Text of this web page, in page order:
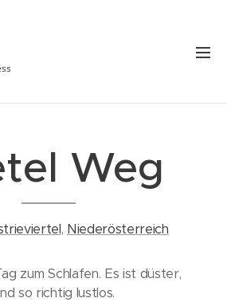
Weg
, Niederösterreich
zum Schlafen. Es ist düster,
so richtig lustlos.